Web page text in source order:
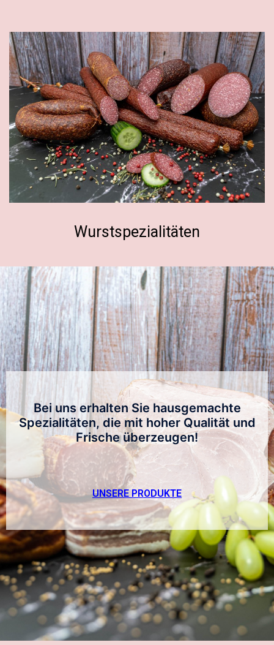
Wurstspezialitäten
Bei uns erhalten Sie hausgemachte
Spezialitäten, die mit hoher Qualität und
Frische überzeugen!
UNSERE PRODUKTE